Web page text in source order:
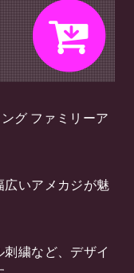
ング ファミリーア
広いアメカジが魅
繍など、デザイ